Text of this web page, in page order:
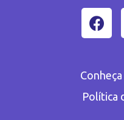
Política